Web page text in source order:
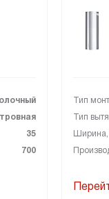
35
700
Тип
Тип